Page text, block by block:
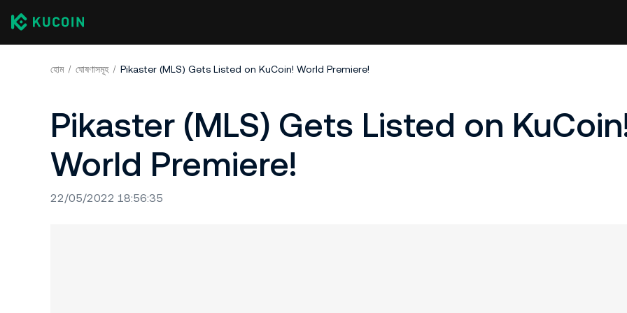
হোম ঘোষণাসমূহ Pikaster (MLS) Gets Listed on KuCoin! World Premiere!
Pikaster (MLS) Gets Listed on
World Premiere!
22/05/2022 18:56:35